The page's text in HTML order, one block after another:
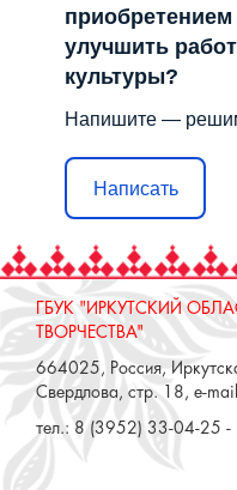
приобретением
улучшить
культуры?
Напишите —
Написать
ГБУК "ИРКУТСКИЙ
ТВОРЧЕСТВА"
664025, Россия,
Свердлова, стр. 18, e-
тел.: 8 (3952) 33-04-25 -